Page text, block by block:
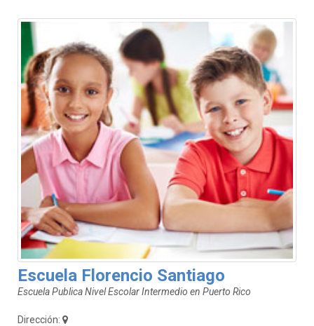
Escuela Florencio Santiago
Escuela Publica Nivel Escolar Intermedio en Puerto Rico
Dirección: